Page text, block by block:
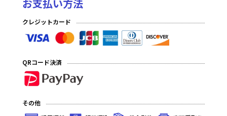
お支払い方法
クレジットカード
QRコード決済
その他